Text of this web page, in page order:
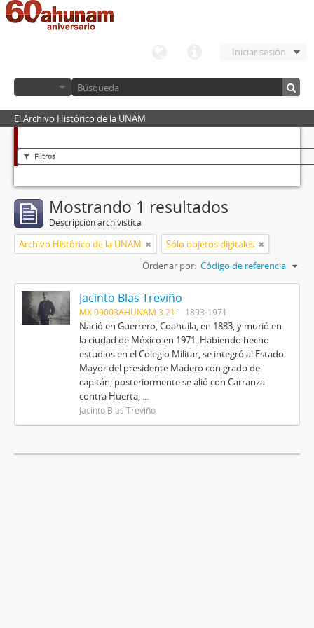
Iniciar sesión
El Archivo Histórico de la UNAM
Filtros
Mostrando 1 resultados
Descripción archivística
Archivo Histórico de la UNAM
Sólo objetos digitales
Ordenar por: Código de referencia
Jacinto Blas Treviño
MX 09003AHUNAM 3.21 1893-1971
Nació en Guerrero, Coahuila, en 1883, y murió en
la ciudad de México en 1971. Habiendo hecho
estudios en el Colegio Militar, se integró al Estado
Mayor del presidente Madero con grado de
capitán; posteriormente se alió con Carranza
contra Huerta, ...
Jacinto Blas Treviño